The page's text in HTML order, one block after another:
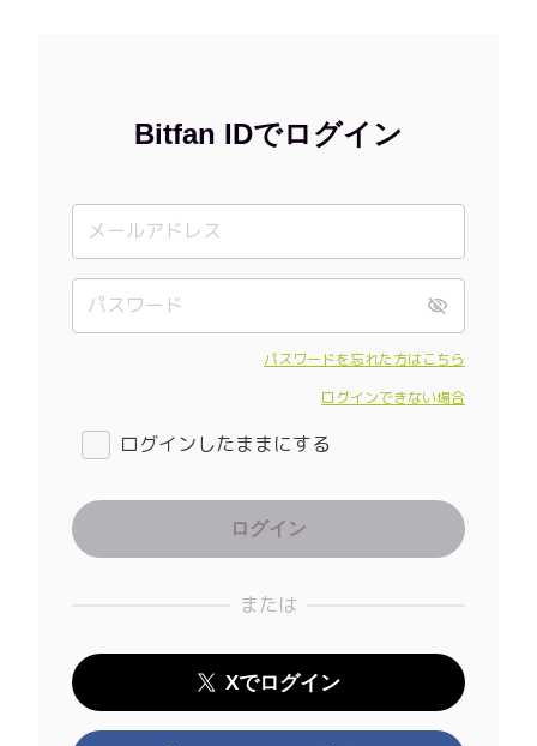
Bitfan IDでログイン
パスワードを忘れた方はこちら
ログインできない場合
ログインしたままにする
または
Xでログイン